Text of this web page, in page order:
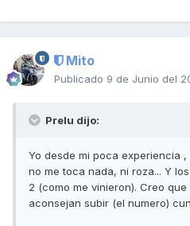
Mito
Publicado 9 de Junio del
Prelu dijo:
Yo desde mi poca experiencia
no me toca nada, ni roza... Y
2 (como me vinieron). Creo
aconsejan subir (el numero)